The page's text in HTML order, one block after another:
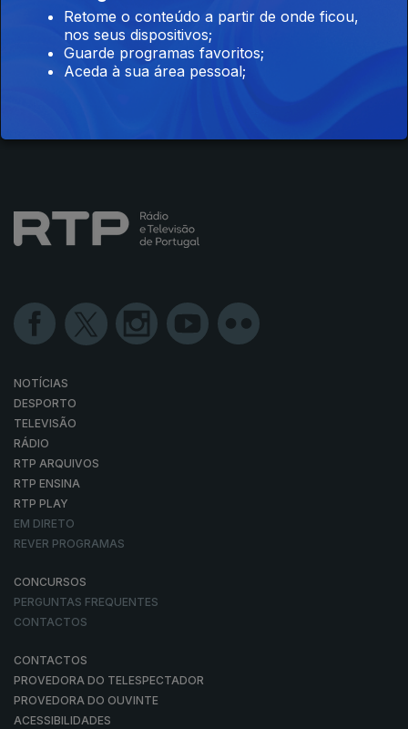
Disponível para iOS, Android, Apple TV, Android TV e
NOTÍCIAS
DESPORTO
TELEVISÃO
RÁDIO
RTP ARQUIVOS
RTP ENSINA
RTP PLAY
EM DIRETO
REVER PROGRAMAS
CONCURSOS
PERGUNTAS FREQUENTES
CONTACTOS
CONTACTOS
PROVEDORA DO TELESPECTADOR
PROVEDORA DO OUVINTE
ACESSIBILIDADES
Retome o conteúdo a partir de onde ficou,
nos seus dispositivos;
Guarde programas favoritos;
Aceda à sua área pessoal;